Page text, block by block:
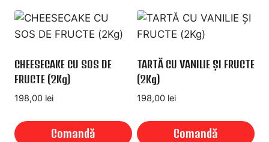
în
pagina
produsului.
mai
multe
Opțiunile
pot
fi
alese
în
CHEESECAKE CU SOS DE
FRUCTE (2Kg)
198,00 lei
Comandă
TARTĂ CU VANILIE ȘI FRUCTE
(2Kg)
198,00 lei
Comandă